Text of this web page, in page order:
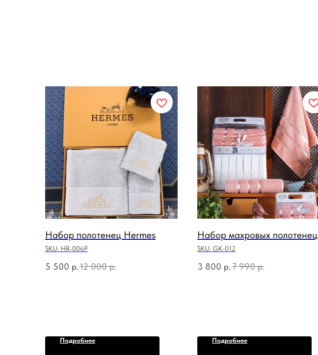
Набор полотенец Hermes
SKU: HR-006P
5 500 р.12 000 р.
Подробнее
Набор махровых полотенец
SKU: GK-012
3 800 р.7 990 р.
Подробнее